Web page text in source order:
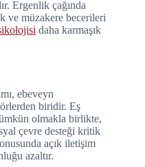
Ergenlik çağında
ve müzakere becerileri
daha karmaşık
ebeveyn
biridir. Eş
olmakla birlikte,
çevre desteği kritik
açık iletişim
azaltır.